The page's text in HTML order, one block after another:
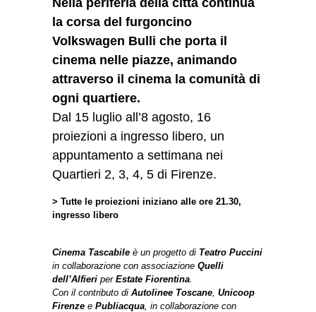
la corsa del furgoncino
Volkswagen Bulli che porta il
cinema nelle piazze, animando
attraverso il cinema la comunità di
ogni quartiere.
Dal 15 luglio all’8 agosto, 16
proiezioni a ingresso libero, un
appuntamento a settimana nei
Quartieri 2, 3, 4, 5 di Firenze.
> Tutte le proiezioni iniziano alle ore 21.30,
ingresso libero
Cinema Tascabile è un progetto di Teatro Puccini
in collaborazione con associazione Quelli
dell’Alfieri per Estate Fiorentina
Con il contributo di Autolinee Toscane Unicoop
Firenze e Publiacqua , in collaborazione con